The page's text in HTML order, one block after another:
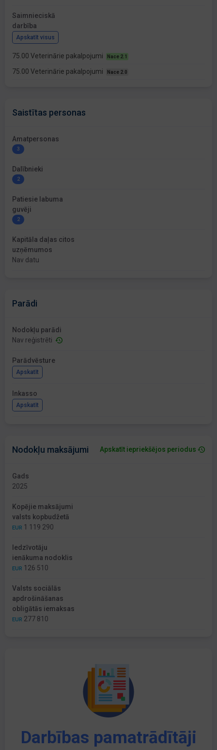
Saimnieciskā
darbība
Apskatīt visus
75.00 Veterinārie pakalpojumi Nace 2.1
75.00 Veterinārie pakalpojumi Nace 2.0
Saistītas personas
Amatpersonas
3
Dalībnieki
2
Patiesie labuma
guvēji
2
Kapitāla daļas citos
uzņēmumos
Nav datu
Parādi
Nodokļu parādi
Nav reģistrēti
Parādvēsture
Apskatīt
Inkasso
Apskatīt
Nodokļu maksājumi Apskatīt iepriekšējos periodus
Gads
2025
Kopējie maksājumi
valsts kopbudžetā
EUR 1 119 290
Iedzīvotāju
ienākuma nodoklis
EUR 126 510
Valsts sociālās
apdrošināšanas
obligātās iemaksas
EUR 277 810
Darbības pamatrādītāji